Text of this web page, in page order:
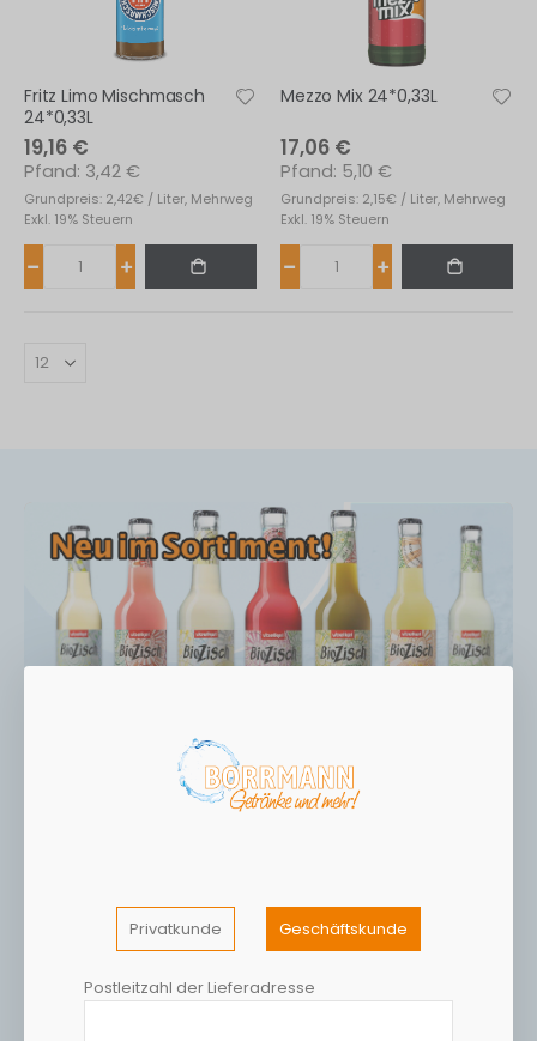
Fritz Limo Mischmasch
24*0,33L
19,16 €
Grundpreis: 2,42€ / Liter, Mehrweg
3,42 €
Exkl. 19% Steuern
Mezzo Mix 24*0,33L
17,06 €
Grundpreis: 2,15€ / Liter, Mehrweg
5,10 €
Exkl. 19% Steuern
Privatkunde Geschäftskunde
Postleitzahl der Lieferadresse